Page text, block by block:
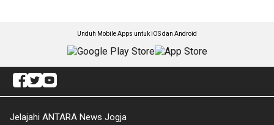
Unduh Mobile Apps untuk iOS dan Android
Jelajahi ANTARA News Jogja